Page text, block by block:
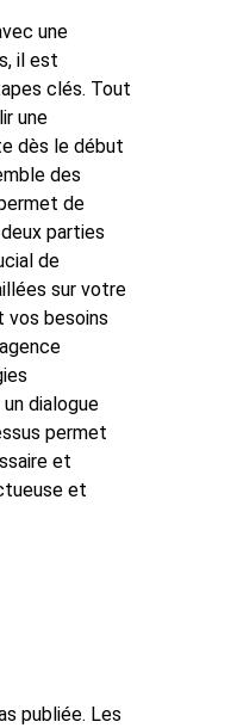
une
il est
clés. Tout
une
dès le début
des
de
parties
de
sur votre
vos besoins
dialogue
permet
et
et
publiée. Les